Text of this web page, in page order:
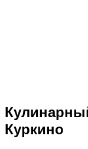
Куркино